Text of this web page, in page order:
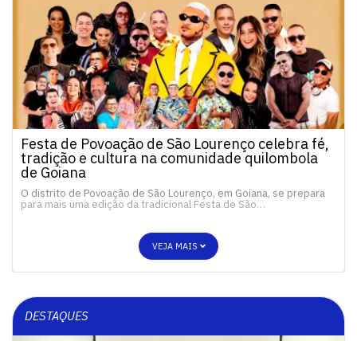
Festa de Povoação de São Lourenço celebra fé,
tradição e cultura na comunidade quilombola
de Goiana
O distrito de Povoação de São Lourenço, em Goiana, se prepara
para mais uma edição da tradicional Festa de São…
VEJA MAIS
DESTAQUES